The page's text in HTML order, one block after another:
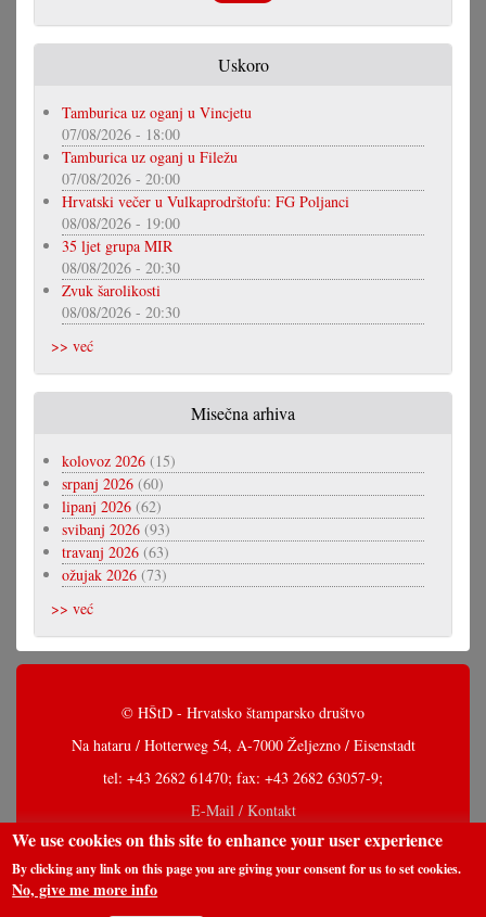
Uskoro
Tamburica uz oganj u Vincjetu
07/08/2026 - 18:00
Tamburica uz oganj u Filežu
07/08/2026 - 20:00
Hrvatski večer u Vulkaprodrštofu: FG Poljanci
08/08/2026 - 19:00
35 ljet grupa MIR
08/08/2026 - 20:30
Zvuk šarolikosti
08/08/2026 - 20:30
>> već
Misečna arhiva
kolovoz 2026 (15)
srpanj 2026 (60)
lipanj 2026 (62)
svibanj 2026 (93)
travanj 2026 (63)
ožujak 2026 (73)
>> već
© HŠtD - Hrvatsko štamparsko društvo
Na hataru / Hotterweg 54, A-7000 Željezno / Eisenstadt
tel: +43 2682 61470; fax: +43 2682 63057-9;
E-Mail / Kontakt
We use cookies on this site to enhance your user experience
By clicking any link on this page you are giving your consent for us to set cookies.
No, give me more info